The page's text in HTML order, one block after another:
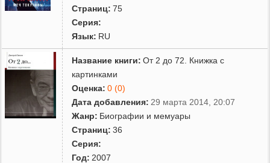
Страниц: 75
Серия:
Язык: RU
Название книги: От 2 до 72. Книжка с
картинками
Оценка: 0 (0)
Дата добавления: 29 марта 2014, 20:07
Жанр: Биографии и мемуары
Страниц: 36
Серия:
Год: 2007